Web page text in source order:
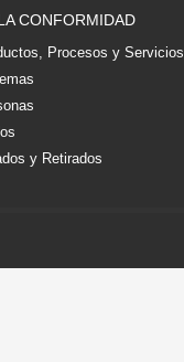
CONFORMIDAD
Procesos y Servicios
y Retirados